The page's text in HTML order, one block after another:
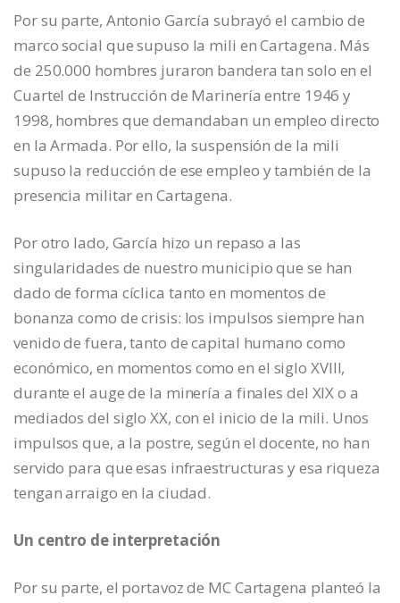
Por su parte, Antonio García subrayó el cambio de
marco social que supuso la mili en Cartagena. Más
de 250.000 hombres juraron bandera tan solo en el
Cuartel de Instrucción de Marinería entre 1946 y
1998, hombres que demandaban un empleo directo
en la Armada. Por ello, la suspensión de la mili
supuso la reducción de ese empleo y también de la
presencia militar en Cartagena.
Por otro lado, García hizo un repaso a las
singularidades de nuestro municipio que se han
dado de forma cíclica tanto en momentos de
bonanza como de crisis: los impulsos siempre han
venido de fuera, tanto de capital humano como
económico, en momentos como en el siglo XVIII,
durante el auge de la minería a finales del XIX o a
mediados del siglo XX, con el inicio de la mili. Unos
impulsos que, a la postre, según el docente, no han
servido para que esas infraestructuras y esa riqueza
tengan arraigo en la ciudad.
Un centro de interpretación
Por su parte, el portavoz de MC Cartagena planteó la